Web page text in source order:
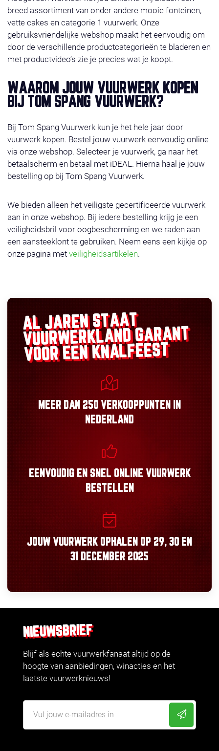
breed assortiment van onder andere mooie fonteinen,
vette cakes en categorie 1 vuurwerk. Onze
gebruiksvriendelijke webshop maakt het eenvoudig om
door de verschillende productcategorieën te bladeren en
met productvideo’s zie je precies wat je koopt.
WAAROM JOUW VUURWERK KOPEN
BIJ TOM SPANG VUURWERK?
Bij Tom Spang Vuurwerk kun je het hele jaar door
vuurwerk kopen. Bestel jouw vuurwerk eenvoudig online
via onze webshop. Selecteer je vuurwerk, ga naar het
betaalscherm en betaal met iDEAL. Hierna haal je jouw
bestelling op bij Tom Spang Vuurwerk.
We bieden alleen het veiligste gecertificeerde vuurwerk
aan in onze webshop. Bij iedere bestelling krijg je een
veiligheidsbril voor oogbescherming en we raden aan
een aansteeklont te gebruiken. Neem eens een kijkje op
onze pagina met veiligheidsartikelen.
AL JAREN STAAT
VUURWERKLANDGARANT
VOOR EEN KNALFEEST
MEER DAN 250 VERKOOPPUNTEN
IN
NEDERLAND
EENVOUDIGEN SNEL ONLINE VUURWERK
BESTELLEN
JOUW VUURWERK OPHALEN OP 29, 30 EN
31 DECEMBER 2025
NIEUWSBRIEF
Blijf als echte vuurwerkfanaat altijd op de
hoogte van aanbiedingen, winacties en het
laatste vuurwerknieuws!